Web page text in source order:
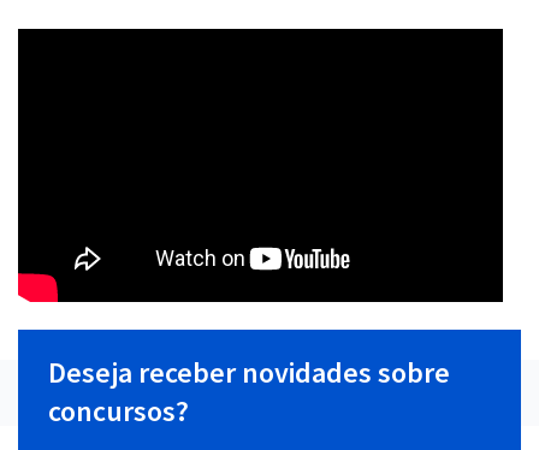
Deseja receber novidades sobre
concursos?